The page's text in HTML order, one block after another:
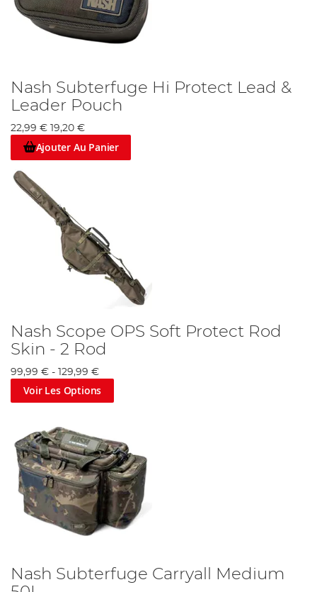
Nash Subterfuge Hi Protect Lead &
Leader Pouch
22,99 € 19,20 €
Ajouter Au Panier
Nash Scope OPS Soft Protect Rod
Skin - 2 Rod
99,99 € - 129,99 €
Voir Les Options
Nash Subterfuge Carryall Medium